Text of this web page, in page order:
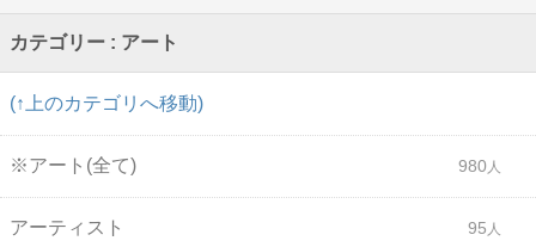
カテゴリー : アート
(↑上のカテゴリへ移動)
※アート(全て) 980
アーティスト 95